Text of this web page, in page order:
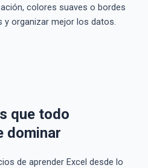
colores suaves o bordes
y organizar mejor los datos.
que todo
dominar
de aprender Excel desde lo